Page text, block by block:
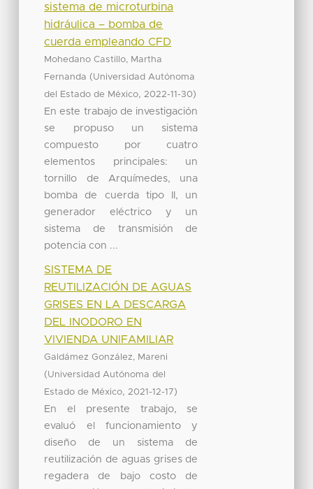
sistema de microturbina
hidráulica – bomba de
cuerda empleando CFD
Mohedano Castillo, Martha
Fernanda (Universidad Autónoma
del Estado de México, 2022-11-30)
En este trabajo de investigación
se propuso un sistema
compuesto por cuatro
elementos principales: un
tornillo de Arquímedes, una
bomba de cuerda tipo II, un
generador eléctrico y un
sistema de transmisión de
potencia con ...
SISTEMA DE
REUTILIZACIÓN DE AGUAS
GRISES EN LA DESCARGA
DEL INODORO EN
VIVIENDA UNIFAMILIAR
Galdámez González, Mareni
(Universidad Autónoma del
Estado de México, 2021-12-17)
En el presente trabajo, se
evaluó el funcionamiento y
diseño de un sistema de
reutilización de aguas grises de
regadera de bajo costo de